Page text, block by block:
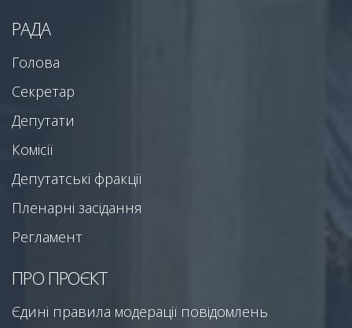
РАДА
Голова
Секретар
Депутати
Комісії
Депутатські фракції
Пленарні засідання
Регламент
ПРО ПРОЄКТ
Єдині правила модерації повідомлень